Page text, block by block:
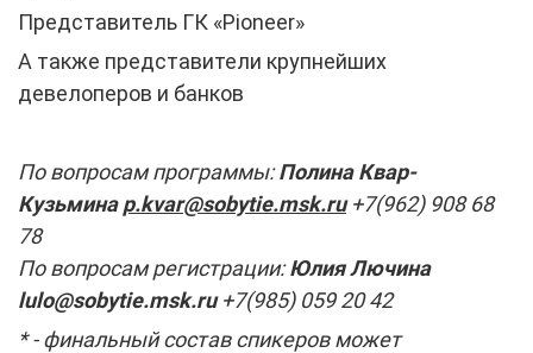
Представитель ГК «Pioneer»
А также представители крупнейших
девелоперов и банков
По вопросам программы:Полина Квар-
Кузьминаp.kvar@sobytie.msk.ru +7(962) 908 68
78
По вопросам регистрации:Юлия Лючина
lulo@sobytie.msk.ru +7(985) 059 20 42
* - финальный состав спикеров может